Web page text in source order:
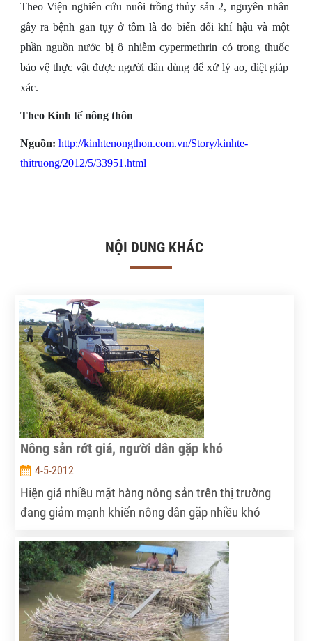
Theo Viện nghiên cứu nuôi trồng thủy sản 2, nguyên nhân
gây ra bệnh gan tụy ở tôm là do biến đổi khí hậu và một
phần nguồn nước bị ô nhiễm cypermethrin có trong thuốc
bảo vệ thực vật được người dân dùng để xử lý ao, diệt giáp
xác.
Theo Kinh tế nông thôn
Nguồn: http://kinhtenongthon.com.vn/Story/kinhte-
thitruong/2012/5/33951.html
NỘI DUNG KHÁC
Nông sản rớt giá, người dân gặp khó
4-5-2012
Hiện giá nhiều mặt hàng nông sản trên thị trường
đang giảm mạnh khiến nông dân gặp nhiều khó